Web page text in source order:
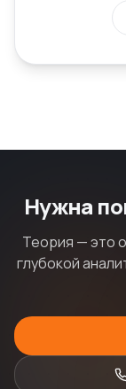
Нужна
Теория — это
глубокой